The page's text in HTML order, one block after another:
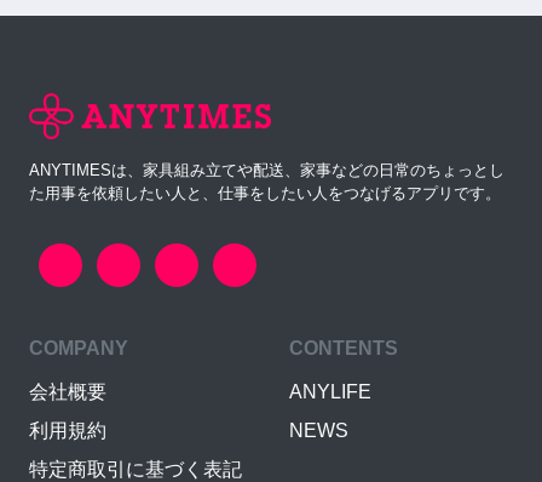
ANYTIMESは、家具組み立てや配送、家事などの日常のちょっとし
た用事を依頼したい人と、仕事をしたい人をつなげるアプリです。
COMPANY
会社概要
利用規約
特定商取引に基づく表記
CONTENTS
ANYLIFE
NEWS